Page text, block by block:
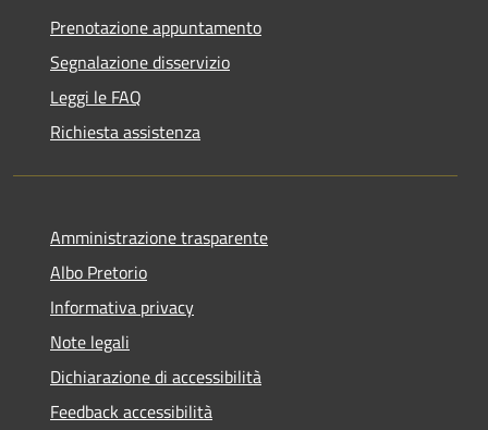
Prenotazione appuntamento
Segnalazione disservizio
Leggi le FAQ
Richiesta assistenza
Amministrazione trasparente
Albo Pretorio
Informativa privacy
Note legali
Dichiarazione di accessibilità
Feedback accessibilità